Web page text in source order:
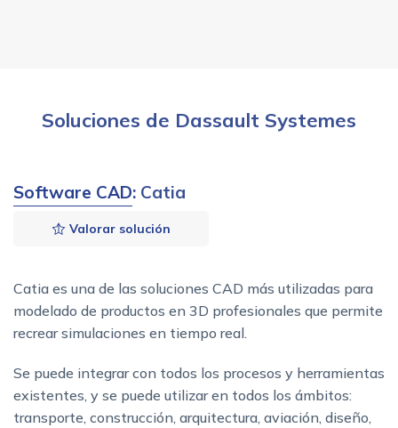
Soluciones de Dassault Systemes
Software CAD: Catia
Valorar solución
Catia es una de las soluciones CAD más utilizadas para
modelado de productos en 3D profesionales que permite
recrear simulaciones en tiempo real.
Se puede integrar con todos los procesos y herramientas
existentes, y se puede utilizar en todos los ámbitos:
transporte, construcción, arquitectura, aviación, diseño,